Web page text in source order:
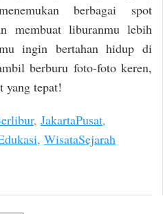
berbagai spot
membuat liburanmu lebih
ingin bertahan hidup di
berburu foto-foto keren,
yang tepat!
, JakartaPusat,
, WisataSejarah